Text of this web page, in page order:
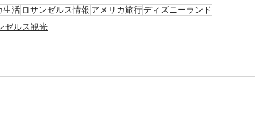
生活 ロサンゼルス情報 アメリカ旅行ディズニーランド
ゼルス観光